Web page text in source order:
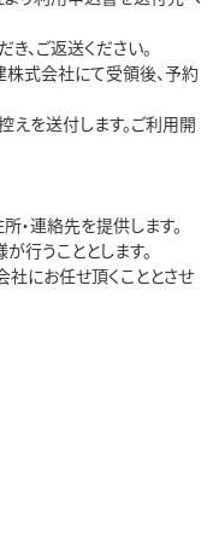
、ご返送ください。
式会社にて受領後、予約
を送付します。ご利用開
・連絡先を提供します。
行うこととします。
にお任せ頂くこととさせ